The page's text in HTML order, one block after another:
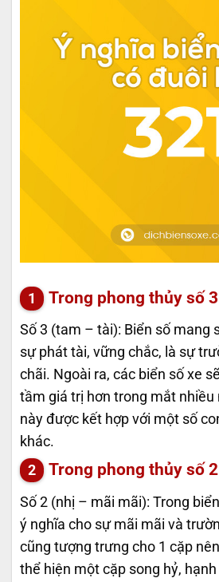
Trong phong thủy số
Số 3 (tam – tài): Biển số mang
sự phát tài, vững chắc, là sự
chãi. Ngoài ra, các biển số xe
tầm giá trị hơn trong mắt nhiều
này được kết hợp với một số
khác.
Trong phong thủy số
Số 2 (nhị – mãi mãi): Trong
ý nghĩa cho sự mãi mãi và
cũng tượng trưng cho 1 cặp
thể hiện một cặp song hỷ,